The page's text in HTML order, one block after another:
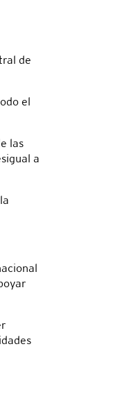
de
el
las
a